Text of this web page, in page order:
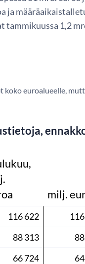
ja
1,2
euroalueelle,
milj.
116 622
88 313
66 724